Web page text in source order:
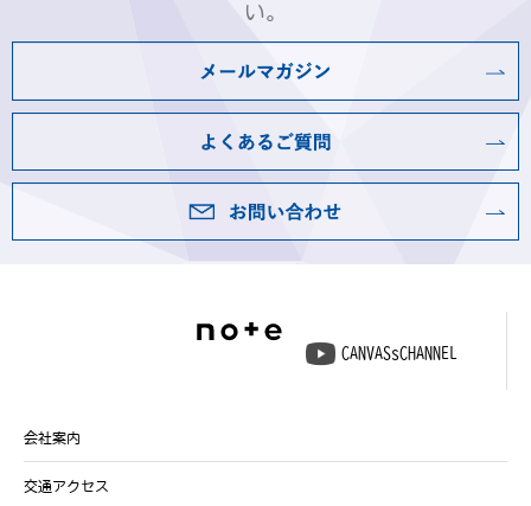
い。
CANVASsCHANNEL
会社案内
交通アクセス